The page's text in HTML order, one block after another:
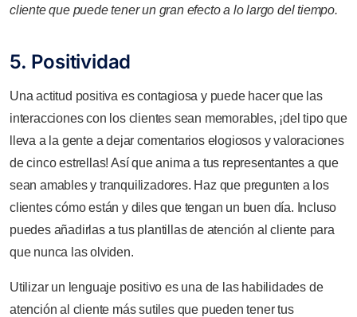
cliente que puede tener un gran efecto a lo largo del tiempo.
5. Positividad
Una actitud positiva es contagiosa y puede hacer que las
interacciones con los clientes sean memorables, ¡del tipo que
lleva a la gente a dejar comentarios elogiosos y valoraciones
de cinco estrellas! Así que anima a tus representantes a que
sean amables y tranquilizadores. Haz que pregunten a los
clientes cómo están y diles que tengan un buen día. Incluso
puedes añadirlas a tus plantillas de atención al cliente para
que nunca las olviden.
Utilizar un lenguaje positivo es una de las habilidades de
atención al cliente más sutiles que pueden tener tus